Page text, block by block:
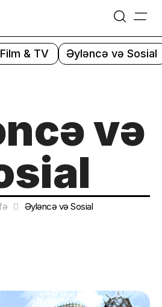
=
Film & TV Əyləncə və Sosial
Əyləncə və Sosial
və